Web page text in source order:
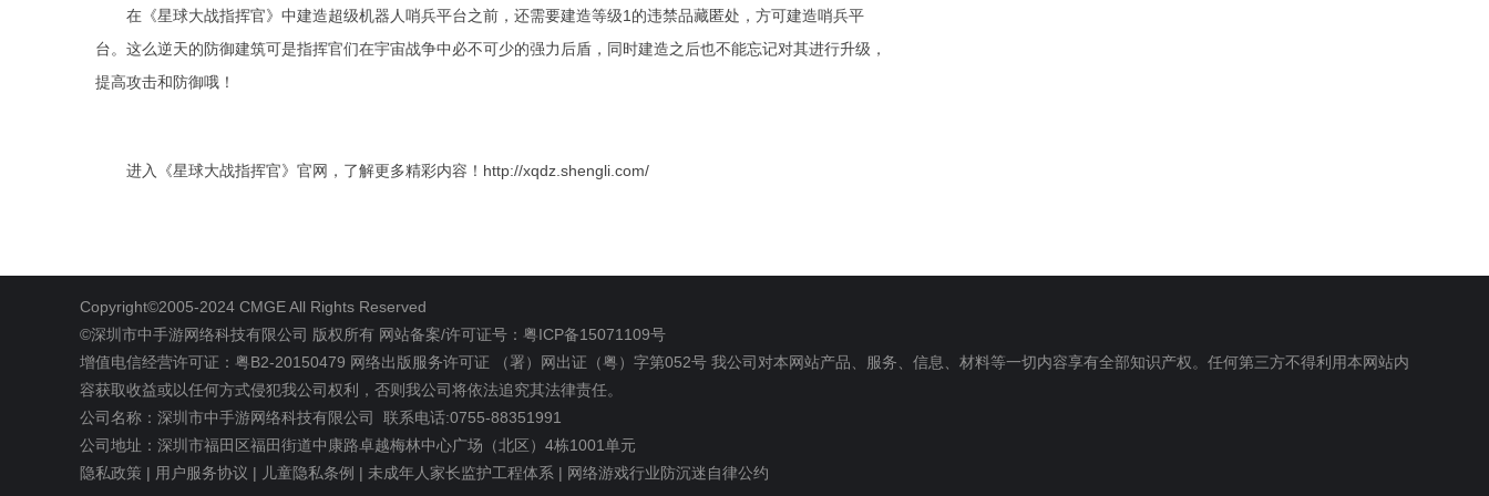
在《星球大战指挥官》中建造超级机器人哨兵平台之前，还需要建造等级1 的违禁品藏匿处，方可建造哨兵平
台。这么逆天的防御建筑可是指挥官们在宇宙战争中必不可少的强力后盾，同时建造之后也不能忘记对其进行升级，
提高攻击和防御哦！
进入《星球大战指挥官》官网，了解更多精彩内容！ http://xqdz.shengli.com/
Copyright©2005-2024 CMGE All Rights Reserved
©深圳市中手游网络科技有限公司 版权所有 网站备案/许可证号：粤ICP备15071109号
增值电信经营许可证：粤B2-20150479 网络出版服务许可证 （署）网出证（粤）字第052号 我公司对本网站产品、服务、信息、材料等一切内容享有全部知识产权。任何第三方不得利用本网站内
容获取收益或以任何方式侵犯我公司权利，否则我公司将依法追究其法律责任。
公司名称：深圳市中手游网络科技有限公司 联系电话:0755-88351991
公司地址：深圳市福田区福田街道中康路卓越梅林中心广场（北区）4栋1001单元
隐私政策 | 用户服务协议 | 儿童隐私条例 | 未成年人家长监护工程体系 | 网络游戏行业防沉迷自律公约